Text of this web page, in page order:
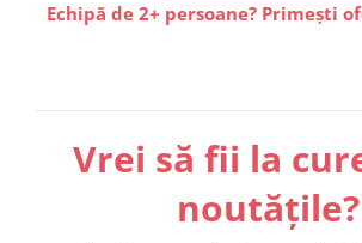
Echipă de 2+ persoane? Primești
Vrei să fii la
noutățile?